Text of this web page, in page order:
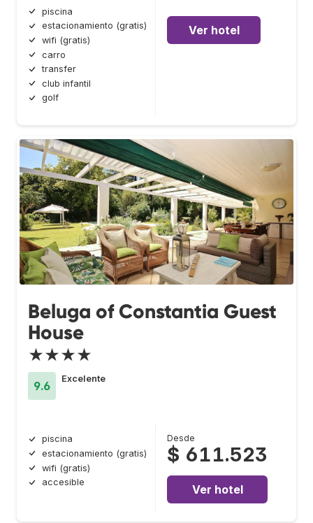
piscina
estacionamiento (gratis)
wifi (gratis)
carro
transfer
club infantil
golf
Ver hotel
Beluga of Constantia Guest
House
★★★★
9.6
Excelente
piscina
estacionamiento (gratis)
wifi (gratis)
accesible
Desde
$ 611.523
Ver hotel